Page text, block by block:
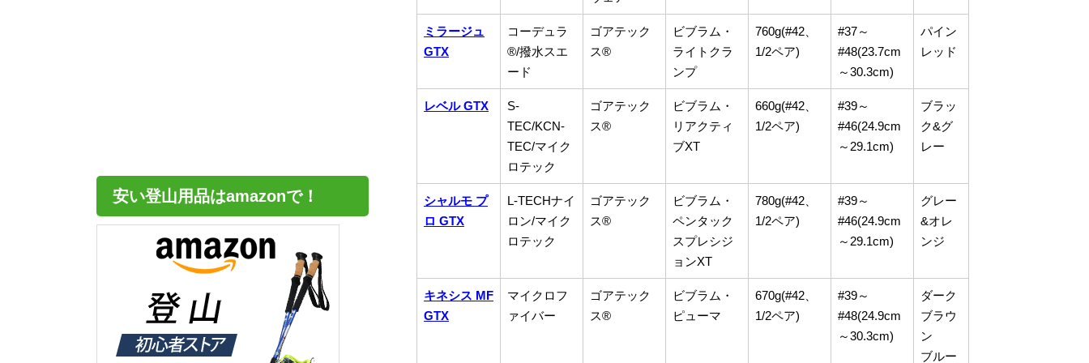
ミラージュ
GTX
コーデュラ
®/撥水スエ
ード
ゴアテック
ス®
ビブラム・
ライトクラ
ンプ
760g(#42、
1/2ペア)
#37～
#48(23.7cm
～30.3cm)
パイン
レッド
レベル GTX
S-
TEC/KCN-
TEC/マイク
ロテック
ゴアテック
ス®
ビブラム・
リアクティ
ブXT
660g(#42、
1/2ペア)
#39～
#46(24.9cm
～29.1cm)
ブラッ
ク&グ
レー
シャルモ プ
ロ GTX
L-TECHナイ
ロン/マイク
ロテック
ゴアテック
ス®
ビブラム・
ペンタック
スプレシジ
ョンXT
780g(#42、
1/2ペア)
#39～
#46(24.9cm
～29.1cm)
グレー
&オレ
ンジ
キネシス MF
GTX
マイクロフ
ァイバー
ゴアテック
ス®
ビブラム・
ピューマ
670g(#42、
1/2ペア)
#39～
#48(24.9cm
～30.3cm)
ダーク
ブラウ
ン
ブルー
安い登山用品はamazonで！